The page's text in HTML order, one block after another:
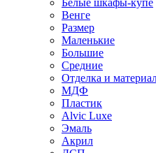
Белые шкафы-купе
Венге
Размер
Маленькие
Большие
Средние
Отделка и
МДФ
Пластик
Alvic Luxe
Эмаль
Акрил